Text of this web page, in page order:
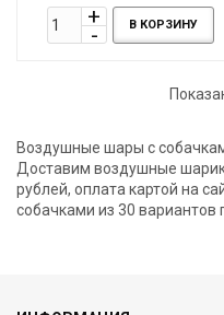
В КОРЗИНУ
Воздушные шары с
Доставим воздушные
рублей, оплата картой на
собачками из 30 вариантов